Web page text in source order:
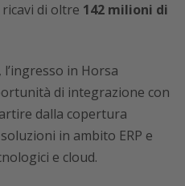
di oltre 142 milioni di
in Horsa
di integrazione con
dalla copertura
in ambito ERP e
e cloud.